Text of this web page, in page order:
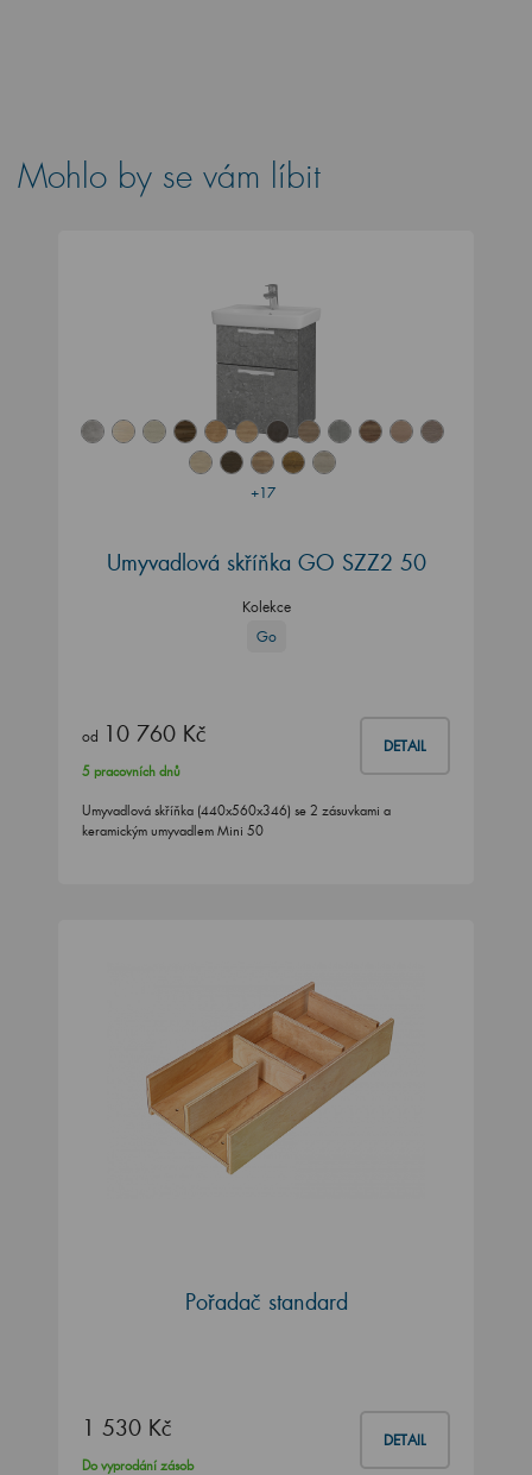
Mohlo by se vám líbit
+17
Umyvadlová skříňka GO SZZ2 50
Kolekce
Go
od 10 760 Kč DETAIL
5 pracovních dnů
Umyvadlová skříňka (440x560x346) se 2 zásuvkami a
keramickým umyvadlem Mini 50
Pořadač standard
1 530 Kč DETAIL
Do vyprodání zásob